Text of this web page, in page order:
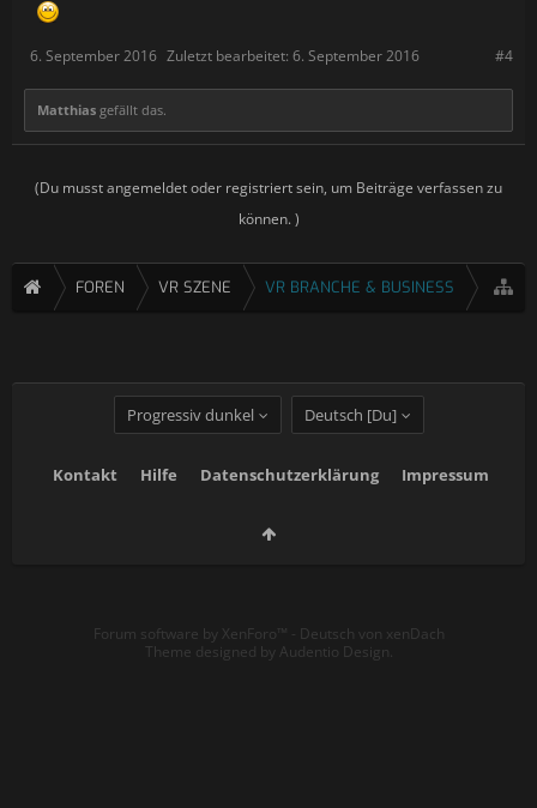
#4
6. September 2016 Zuletzt bearbeitet: 6. September 2016
Matthias gefällt das.
(Du musst angemeldet oder registriert sein, um Beiträge verfassen zu
können. )
FOREN VR SZENE VR BRANCHE & BUSINESS
Progressiv dunkel Deutsch [Du]
Kontakt Hilfe Datenschutzerklärung Impressum
Forum software by XenForo™ - Deutsch von xenDach
Theme designed by Audentio Design.